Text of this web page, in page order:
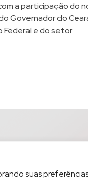
suas
a participação do
Governador do
Federal e do setor